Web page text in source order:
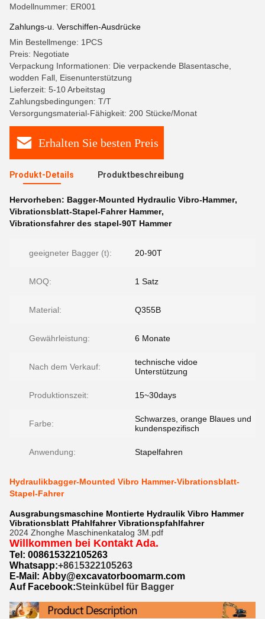
Modellnummer: ER001
Zahlungs-u. Verschiffen-Ausdrücke
Min Bestellmenge: 1PCS
Preis: Negotiate
Verpackung Informationen: Die verpackende Blasentasche,
wodden Fall, Eisenunterstützung
Lieferzeit: 5-10 Arbeitstag
Zahlungsbedingungen: T/T
Versorgungsmaterial-Fähigkeit: 200 Stücke/Monat
Erhalten Sie besten Preis
Produkt-Details Produktbeschreibung
Hervorheben: Bagger-Mounted Hydraulic Vibro-Hammer,
Vibrationsblatt-Stapel-Fahrer Hammer,
Vibrationsfahrer des stapel-90T Hammer
geeigneter Bagger (t): 20-90T
MOQ: 1 Satz
Material: Q355B
Gewährleistung: 6 Monate
Nach dem Verkauf:
technische vidoe
Unterstützung
Produktionszeit: 15~30days
Farbe:
Schwarzes, orange Blaues und
kundenspezifisch
Anwendung: Stapelfahren
Hydraulikbagger-Mounted Vibro Hammer-Vibrationsblatt-
Stapel-Fahrer
Ausgrabungsmaschine Montierte Hydraulik Vibro Hammer
Vibrationsblatt Pfahlfahrer Vibrationspfahlfahrer
2024 Zhonghe Maschinenkatalog 3M.pdf
Willkommen bei Kontakt Ada.
Tel: 008615322105263
Whatsapp:+8615322105263
E-Mail: Abby@excavatorboomarm.com
Auf Facebook:Steinkübel für Bagger